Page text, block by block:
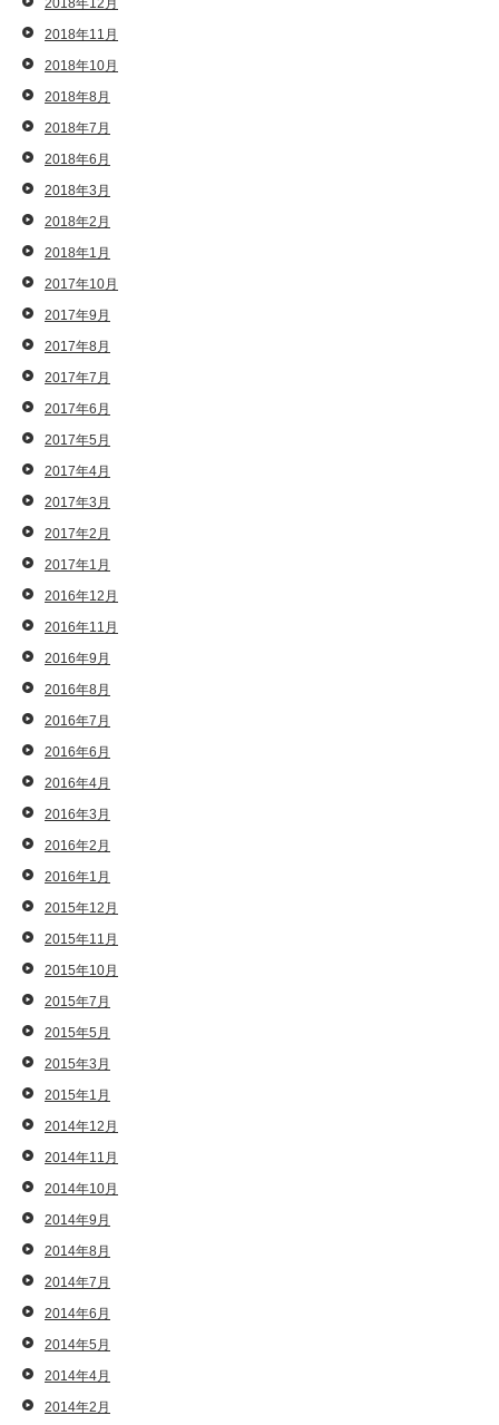
2018年12月
2018年11月
2018年10月
2018年8月
2018年7月
2018年6月
2018年3月
2018年2月
2018年1月
2017年10月
2017年9月
2017年8月
2017年7月
2017年6月
2017年5月
2017年4月
2017年3月
2017年2月
2017年1月
2016年12月
2016年11月
2016年9月
2016年8月
2016年7月
2016年6月
2016年4月
2016年3月
2016年2月
2016年1月
2015年12月
2015年11月
2015年10月
2015年7月
2015年5月
2015年3月
2015年1月
2014年12月
2014年11月
2014年10月
2014年9月
2014年8月
2014年7月
2014年6月
2014年5月
2014年4月
2014年2月